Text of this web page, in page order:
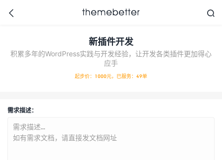

值得信任的WordPress
 
新插件开发
积累多年的WordPress实践与开发经验，让开发各类插件更加得心
应手
起步价：1000元，已服务：49单
需求描述：